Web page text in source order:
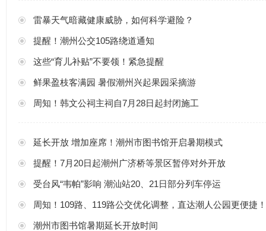
雷暴天气暗藏健康威胁，如何科学避险？
提醒！潮州公交105路绕道通知
这些“育儿补贴”不要领！紧急提醒
鲜果盈枝客满园 暑假潮州兴起果园采摘游
周知！韩文公祠主祠自7月28日起封闭施工
延长开放 增加座席！潮州市图书馆开启暑期模式
提醒！7月20日起潮州广济桥等景区暂停对外开放
受台风“韦帕”影响 潮汕站20、21日部分列车停运
周知！109路、119路公交优化调整，直达潮人公园更便捷！
潮州市图书馆暑期延长开放时间